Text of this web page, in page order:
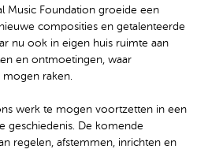
Music Foundation groeide een
composities en getalenteerde
nu ook in eigen huis ruimte aan
en ontmoetingen, waar
raken.
werk te mogen voortzetten in een
geschiedenis. De komende
regelen, afstemmen, inrichten en